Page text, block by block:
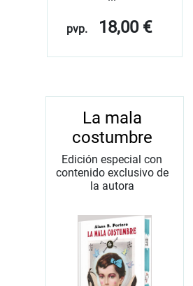
pvp. 18,00 €
La mala
costumbre
Edición especial con
contenido exclusivo de
la autora